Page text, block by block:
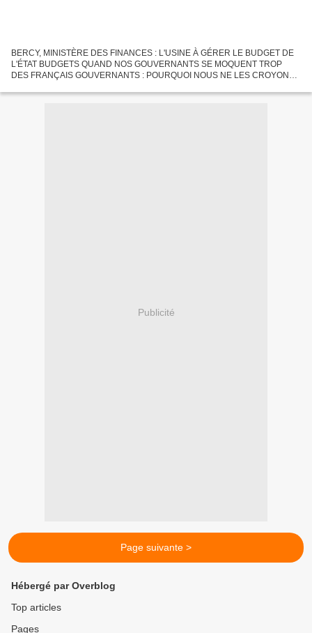
BERCY, MINISTÈRE DES FINANCES : L'USINE À GÉRER LE BUDGET DE
L'ÉTAT BUDGETS QUAND NOS GOUVERNANTS SE MOQUENT TROP
DES FRANÇAIS GOUVERNANTS : POURQUOI NOUS NE LES CROYONS
annoncés précédemment,...
Publicité
Page suivante >
Hébergé par Overblog
Top articles
Pages